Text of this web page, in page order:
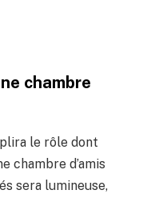
chambre
le rôle dont
chambre d’amis
sera lumineuse,